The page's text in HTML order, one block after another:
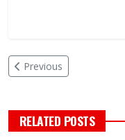
Previous
RELATED POSTS